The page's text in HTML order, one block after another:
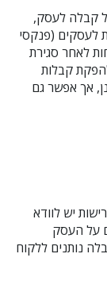
קבלה לעסק,
לעסקים (פנקסי
במשך 7 שנים לפחות לאחר סגירת
קבלות
אך אפשר גם
יש לוודא
על העסק
נותנים ללקוח